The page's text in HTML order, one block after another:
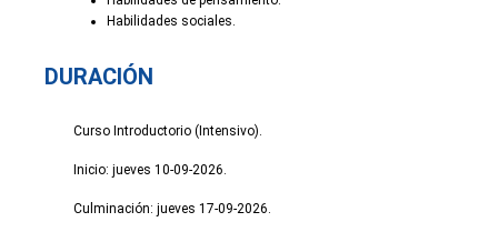
Habilidades sociales.
DURACIÓN
Curso Introductorio (Intensivo).
Inicio: jueves 10-09-2026.
Culminación: jueves 17-09-2026.